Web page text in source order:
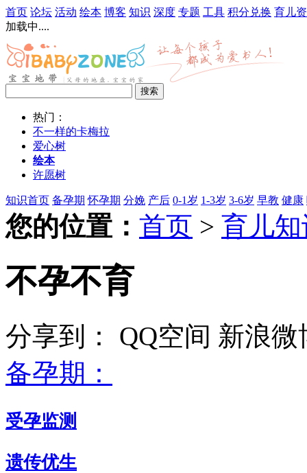
首页 论坛 活动 绘本 博客 知识 深度 专题 工具 积分兑换 育儿
加载中....
热门：
不一样的卡梅拉
爱心树
绘本
许愿树
知识首页 备孕期 怀孕期 分娩 产后 0-1岁 1-3岁 3-6岁 早教 健康
您的位置： 首页 > 育儿
不孕不育
分享到： QQ空间 新浪微
备孕期：
受孕监测
遗传优生